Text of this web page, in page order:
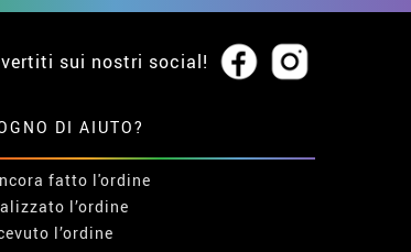
sui nostri social!
DI AIUTO?
fatto l'ordine
l’ordine
l’ordine